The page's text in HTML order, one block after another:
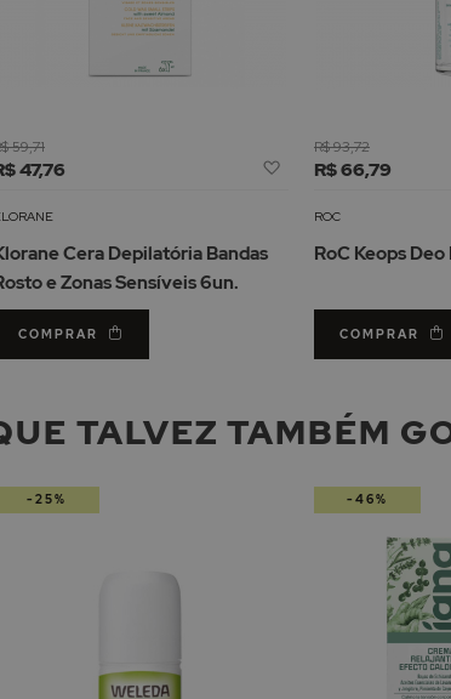
47,76
59,71
Adicionar
Lista
Desejos
Cera Depilatória Bandas
e Zonas Sensíveis 6un.
COMPRAR
R$ 66,79
R$ 93,72
ROC
RoC Keops
COMPRAR
TALVEZ TAMBÉM
-25% -46%